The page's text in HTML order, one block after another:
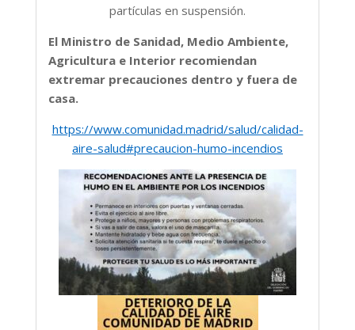
partículas en suspensión.
El Ministro de Sanidad, Medio Ambiente,
Agricultura e Interior recomiendan
extremar precauciones dentro y fuera de
casa.
https://www.comunidad.madrid/salud/calidad-
aire-salud#precaucion-humo-incendios